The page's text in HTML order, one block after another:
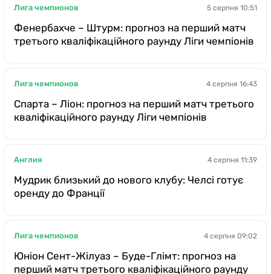
Лига чемпионов 5 серпня 10:51
Фенербахче – Штурм: прогноз на перший матч
третього кваліфікаційного раунду Ліги чемпіонів
Лига чемпионов 4 серпня 16:43
Спарта – Ліон: прогноз на перший матч третього
кваліфікаційного раунду Ліги чемпіонів
Англия 4 серпня 11:39
Мудрик близький до нового клубу: Челсі готує
оренду до Франції
Лига чемпионов 4 серпня 09:02
Юніон Сент-Жілуаз – Буде-Глімт: прогноз на
перший матч третього кваліфікаційного раунду